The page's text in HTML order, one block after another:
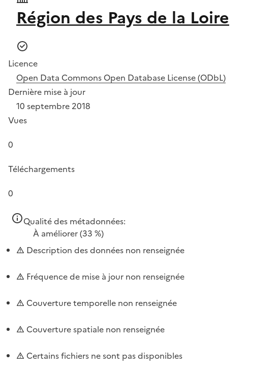
Région des Pays de la Loire
Licence
Open Data Commons Open Database License (ODbL)
Dernière mise à jour
10 septembre 2018
Vues
0
Téléchargements
0
Qualité des métadonnées:
À améliorer(33 %)
Description des données non renseignée
Fréquence de mise à jour non renseignée
Couverture temporelle non renseignée
Couverture spatiale non renseignée
Certains fichiers ne sont pas disponibles